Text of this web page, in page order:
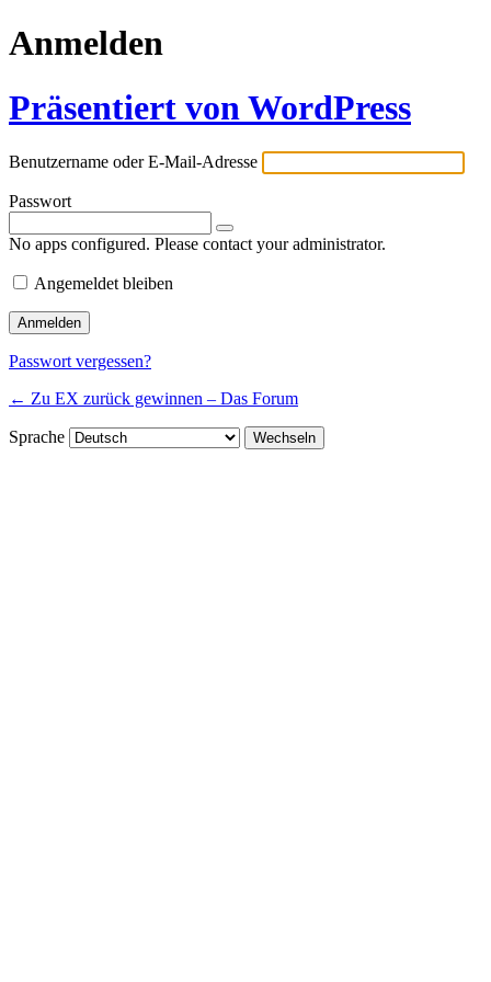
Anmelden
Präsentiert von WordPress
Benutzername oder E-Mail-Adresse
Passwort
No apps configured. Please contact your administrator.
Angemeldet bleiben
Passwort vergessen?
← Zu EX zurück gewinnen – Das Forum
Sprache